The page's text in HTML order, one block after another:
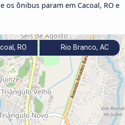
os ônibus param em Cacoal, RO e
RO Rio Branco, AC